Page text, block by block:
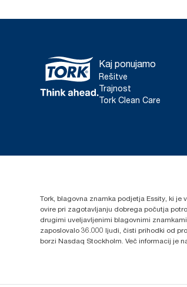
Kaj ponujamo
Rešitve
Trajnost
Tork Clean Care
Tork, blagovna znamka podjetja Essity, ki
ovire pri zagotavljanju dobrega počutja
drugimi uveljavljenimi blagovnimi
zaposlovalo 36.000 ljudi, čisti prihodki od
borzi Nasdaq Stockholm. Več informacij je